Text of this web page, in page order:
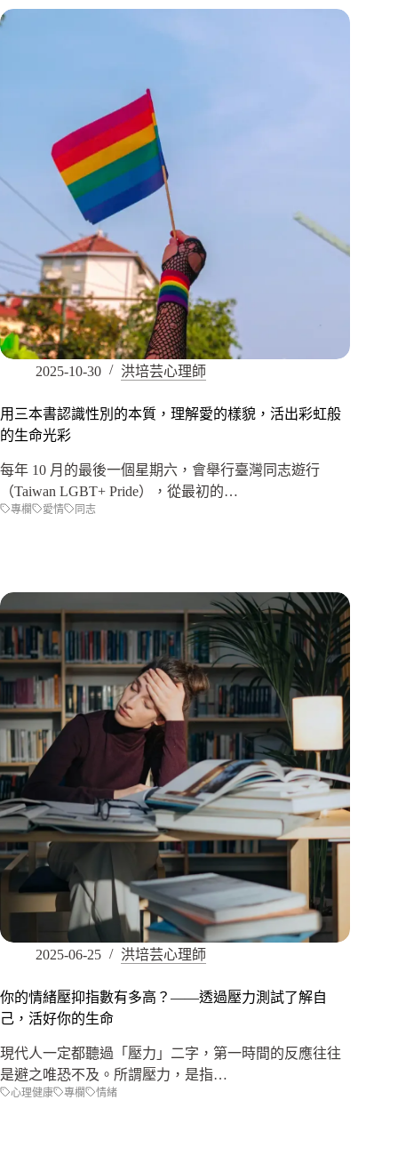
2025-10-30 洪培芸心理師
用三本書認識性別的本質，理解愛的樣貌，活出彩虹般
的生命光彩
每年 10 月的最後一個星期六，會舉行臺灣同志遊行
（Taiwan LGBT+ Pride），從最初的…
專欄 愛情 同志
2025-06-25 洪培芸心理師
你的情緒壓抑指數有多高？——透過壓力測試了解自
己，活好你的生命
現代人一定都聽過「壓力」二字，第一時間的反應往往
是避之唯恐不及。所謂壓力，是指…
心理健康 專欄 情緒